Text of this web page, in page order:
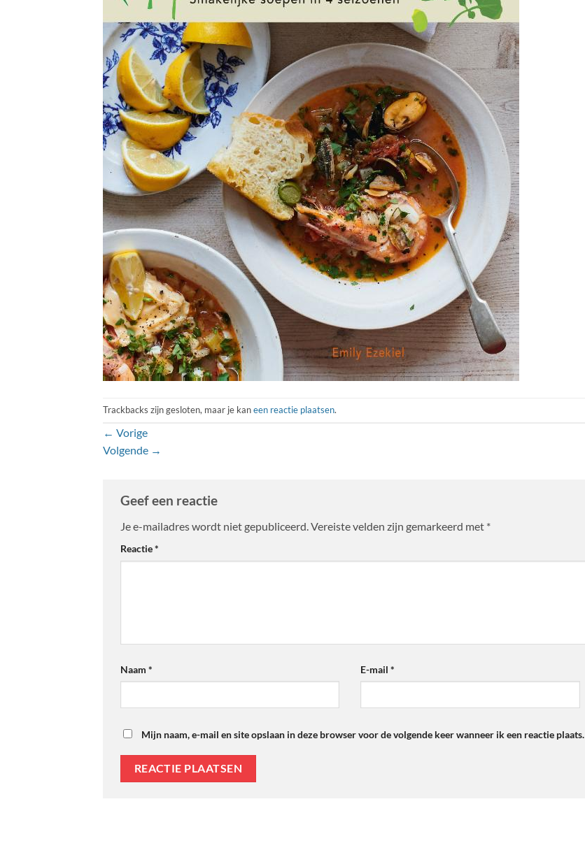
Trackbacks zijn gesloten, maar je kaneen reactie plaatsen.
← Vorige
Volgende →
Geef een reactie
Je e-mailadres wordt niet gepubliceerd.Vereiste velden zijn gemarkeerd met *
Reactie*
Naam * E-mail*
Mijn naam, e-mail en site opslaan in deze browser voor de volgende keer wanneer ik een reactie plaats.